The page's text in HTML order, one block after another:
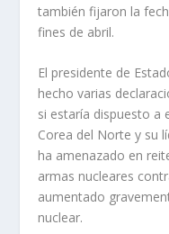
también fijaron la
fines de abril.
El presidente de
hecho varias
si estaría dispuesto a
Corea del Norte y su
ha amenazado en
armas nucleares
aumentado
nuclear.